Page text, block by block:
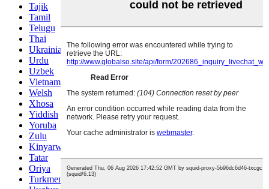
Tajik
Tamil
Telugu
Thai
Ukrainian
Urdu
Uzbek
Vietnamese
Welsh
Xhosa
Yiddish
Yoruba
Zulu
Kinyarwanda
Tatar
Oriya
Turkmen